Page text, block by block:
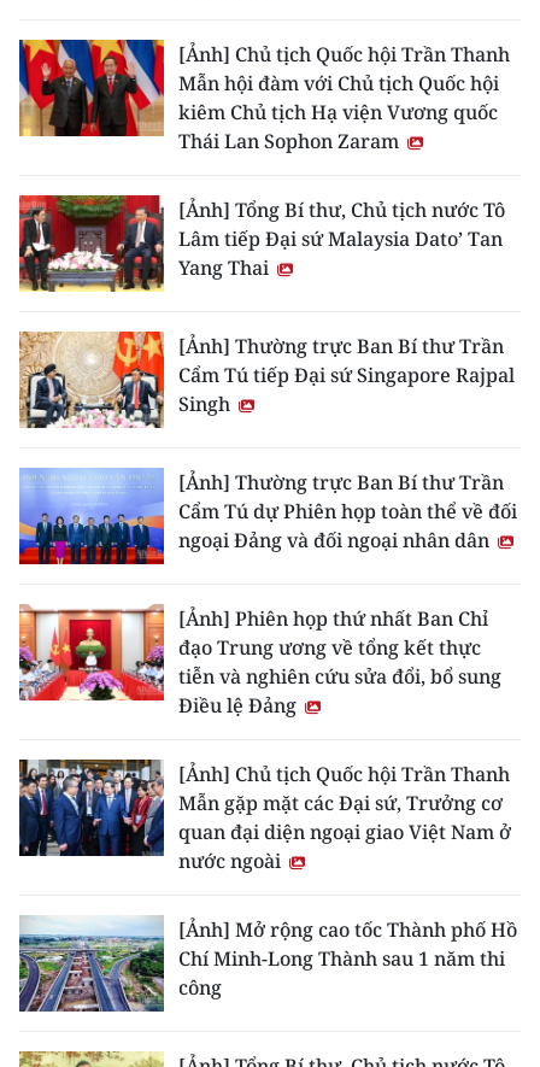
[Ảnh] Chủ tịch Quốc hội Trần Thanh
Mẫn hội đàm với Chủ tịch Quốc hội
kiêm Chủ tịch Hạ viện Vương quốc
Thái Lan Sophon Zaram
[Ảnh] Tổng Bí thư, Chủ tịch nước Tô
Lâm tiếp Đại sứ Malaysia Dato’ Tan
Yang Thai
[Ảnh] Thường trực Ban Bí thư Trần
Cẩm Tú tiếp Đại sứ Singapore Rajpal
Singh
[Ảnh] Thường trực Ban Bí thư Trần
Cẩm Tú dự Phiên họp toàn thể về đối
ngoại Đảng và đối ngoại nhân dân
[Ảnh] Phiên họp thứ nhất Ban Chỉ
đạo Trung ương về tổng kết thực
tiễn và nghiên cứu sửa đổi, bổ sung
Điều lệ Đảng
[Ảnh] Chủ tịch Quốc hội Trần Thanh
Mẫn gặp mặt các Đại sứ, Trưởng cơ
quan đại diện ngoại giao Việt Nam ở
nước ngoài
[Ảnh] Mở rộng cao tốc Thành phố Hồ
Chí Minh-Long Thành sau 1 năm thi
công